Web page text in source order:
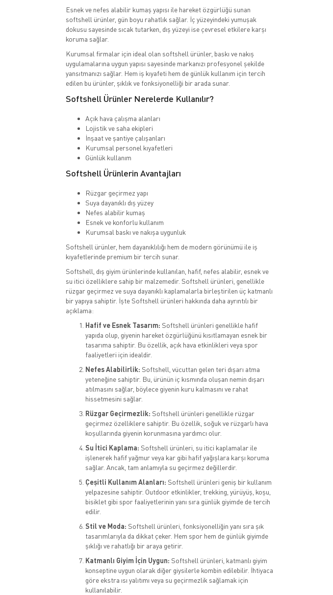
Esnek ve nefes alabilir kumaş yapısı ile hareket özgürlüğü sunan
softshell ürünler, gün boyu rahatlık sağlar. İç yüzeyindeki yumuşak
dokusu sayesinde sıcak tutarken, dış yüzeyi ise çevresel etkilere karşı
koruma sağlar.
Kurumsal firmalar için ideal olan softshell ürünler, baskı ve nakış
uygulamalarına uygun yapısı sayesinde markanızı profesyonel şekilde
yansıtmanızı sağlar. Hem iş kıyafeti hem de günlük kullanım için tercih
edilen bu ürünler, şıklık ve fonksiyonelliği bir arada sunar.
Softshell Ürünler Nerelerde Kullanılır?
Açık hava çalışma alanları
Lojistik ve saha ekipleri
İnşaat ve şantiye çalışanları
Kurumsal personel kıyafetleri
Günlük kullanım
Softshell Ürünlerin Avantajları
Rüzgar geçirmez yapı
Suya dayanıklı dış yüzey
Nefes alabilir kumaş
Esnek ve konforlu kullanım
Kurumsal baskı ve nakışa uygunluk
Softshell ürünler, hem dayanıklılığı hem de modern görünümü ile iş
kıyafetlerinde premium bir tercih sunar.
Softshell, dış giyim ürünlerinde kullanılan, hafif, nefes alabilir, esnek ve
su itici özelliklere sahip bir malzemedir. Softshell ürünleri, genellikle
rüzgar geçirmez ve suya dayanıklı kaplamalarla birleştirilen üç katmanlı
bir yapıya sahiptir. İşte Softshell ürünleri hakkında daha ayrıntılı bir
açıklama:
Hafif ve Esnek Tasarım: Softshell ürünleri genellikle hafif
yapıda olup, giyenin hareket özgürlüğünü kısıtlamayan esnek bir
tasarıma sahiptir. Bu özellik, açık hava etkinlikleri veya spor
faaliyetleri için idealdir.
Nefes Alabilirlik: Softshell, vücuttan gelen teri dışarı atma
yeteneğine sahiptir. Bu, ürünün iç kısmında oluşan nemin dışarı
atılmasını sağlar, böylece giyenin kuru kalmasını ve rahat
hissetmesini sağlar.
Rüzgar Geçirmezlik: Softshell ürünleri genellikle rüzgar
geçirmez özelliklere sahiptir. Bu özellik, soğuk ve rüzgarlı hava
koşullarında giyenin korunmasına yardımcı olur.
Su İtici Kaplama: Softshell ürünleri, su itici kaplamalar ile
işlenerek hafif yağmur veya kar gibi hafif yağışlara karşı koruma
sağlar. Ancak, tam anlamıyla su geçirmez değillerdir.
Çeşitli Kullanım Alanları: Softshell ürünleri geniş bir kullanım
yelpazesine sahiptir. Outdoor etkinlikler, trekking, yürüyüş, koşu,
bisiklet gibi spor faaliyetlerinin yanı sıra günlük giyimde de tercih
edilir.
Stil ve Moda: Softshell ürünleri, fonksiyonelliğin yanı sıra şık
tasarımlarıyla da dikkat çeker. Hem spor hem de günlük giyimde
şıklığı ve rahatlığı bir araya getirir.
Katmanlı Giyim İçin Uygun: Softshell ürünleri, katmanlı giyim
konseptine uygun olarak diğer giysilerle kombin edilebilir. İhtiyaca
göre ekstra ısı yalıtımı veya su geçirmezlik sağlamak için
kullanılabilir.